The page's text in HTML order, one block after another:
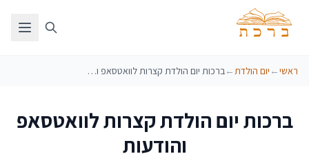
ראשי← יום הולדת← ברכות יום הולדת קצרות לוואטסאפ והודעות
ברכות יום הולדת קצרות לוואטסאפ
והודעות